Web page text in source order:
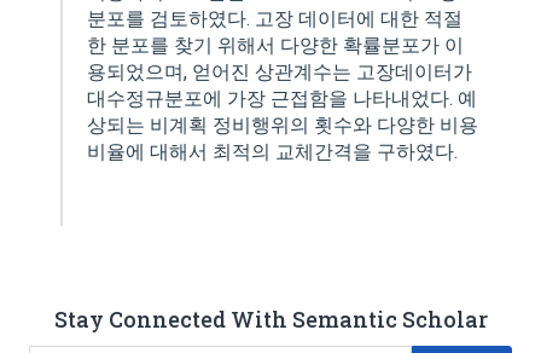
분포를 검토하였다. 고장 데이터에 대한 적절
한 분포를 찾기 위해서 다양한 확률분포가 이
용되었으며, 얻어진 상관계수는 고장데이터가
대수정규분포에 가장 근접함을 나타내었다. 예
상되는 비계획 정비행위의 횟수와 다양한 비용
비율에 대해서 최적의 교체간격을 구하였다.
Stay Connected With Semantic Scholar